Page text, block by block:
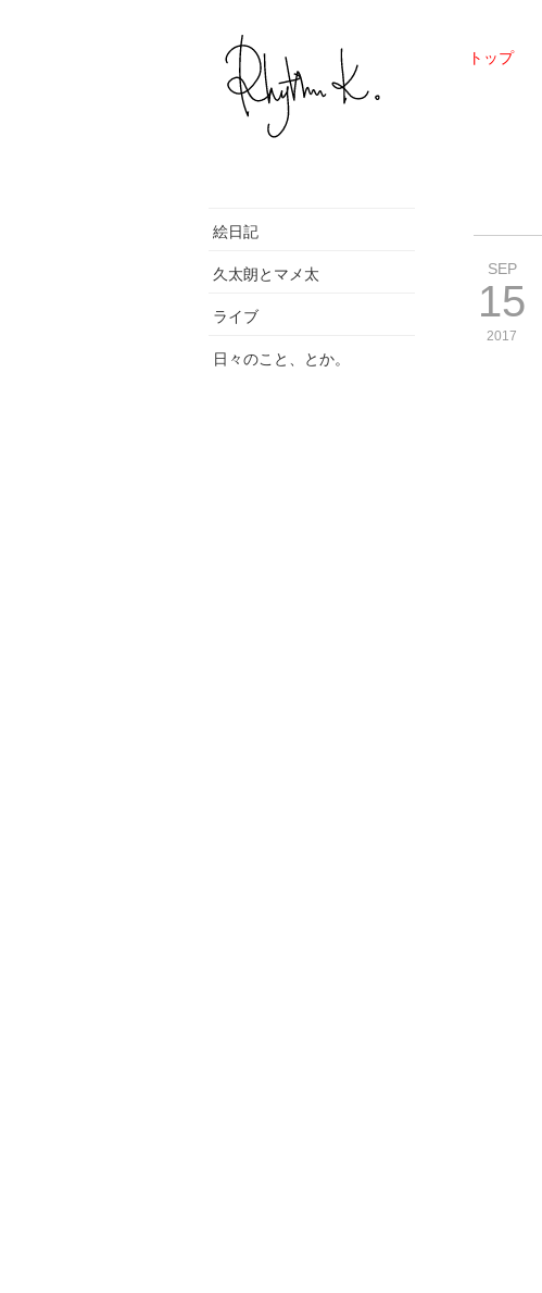
トップ
絵日記
久太朗とマメ太
ライブ
日々のこと、とか。
SEP
15
2017